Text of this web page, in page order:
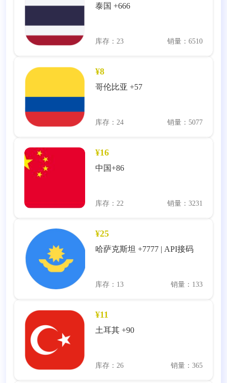
泰国 +666
库存：23 销量：6510
¥8
哥伦比亚 +57
库存：24 销量：5077
¥16
中国+86
库存：22 销量：3231
¥25
哈萨克斯坦 +7777 | API接码
库存：13 销量：133
¥11
土耳其 +90
库存：26 销量：365